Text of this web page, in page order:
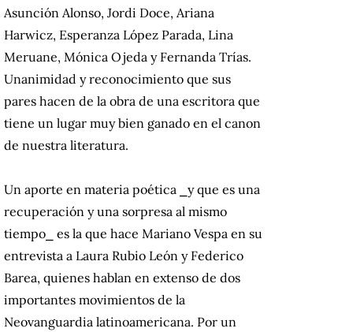
Asunción Alonso, Jordi Doce, Ariana
Harwicz, Esperanza López Parada, Lina
Meruane, Mónica Ojeda y Fernanda Trías.
Unanimidad y reconocimiento que sus
pares hacen de la obra de una escritora que
tiene un lugar muy bien ganado en el canon
de nuestra literatura.
Un aporte en materia poética
y que es una
recuperación y una sorpresa al mismo
tiempo
es la que hace Mariano Vespa en su
entrevista a Laura Rubio León y Federico
Barea, quienes hablan en extenso de dos
importantes movimientos de la
Neovanguardia latinoamericana. Por un